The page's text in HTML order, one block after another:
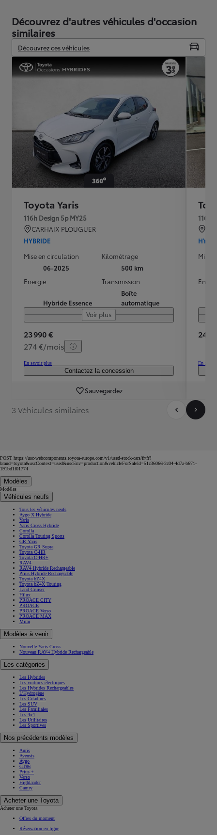
Découvrez d'autres véhicules d'occasion
similaires
Découvrez ces véhicules
Toyota Yaris
116h Design 5p MY25
CARHAIX PLOUGUER
HYBRIDE
Mise en circulation
06-2025
Kilométrage
500 km
Energie
Hybride Essence
Transmission
Boîte
automatique
Voir plus
23 990 €
274 €/mois
En savoir plus
Contactez la concession
Sauvegardez
116h
Mise
24
En
3 Véhicules similaires
POST https://usc-webcomponents.toyota-europe.com/v1/used-stock-cars/fr/fr?
brand=toyota&uscContext=used&uscEnv=production&vehicleForSaleId=51c36066-2c04-4d7a-b671-
191bd1f01774
Modèles
Modèles
Véhicules neufs
Tous les véhicules neufs
Aygo X Hybride
Yaris
Yaris Cross Hybride
Corolla
Corolla Touring Sports
GR Yaris
Toyota GR Supra
Toyota C-HR
Toyota C-HR+
RAV4
RAV4 Hybride Rechargeable
Prius Hybride Rechargeable
Toyota bZ4X
Toyota bZ4X Touring
Land Cruiser
Hilux
PROACE CITY
PROACE
PROACE Verso
PROACE MAX
Mirai
Modèles à venir
Nouvelle Yaris Cross
Nouveau RAV4 Hybride Rechargeable
Les catégories
Les Hybrides
Les voitures électriques
Les Hybrides Rechargeables
L'Hydrogène
Les Citadines
Les SUV
Les Familiales
Les 4x4
Les Utilitaires
Les Sportives
Nos précédents modèles
Auris
Avensis
Aygo
GT86
Prius +
Verso
Highlander
Camry
Acheter une Toyota
Acheter une Toyota
Offres du moment
Réservation en ligne